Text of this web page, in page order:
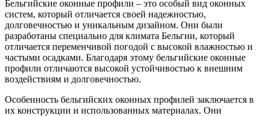
Бельгийские оконные профили – это особый вид оконных
систем, который отличается своей надежностью,
долговечностью и уникальным дизайном. Они были
разработаны специально для климата Бельгии, который
отличается переменчивой погодой с высокой влажностью и
частыми осадками. Благодаря этому бельгийские оконные
профили отличаются высокой устойчивостью к внешним
воздействиям и долговечностью.
Особенность бельгийских оконных профилей заключается в
их конструкции и использованных материалах. Они